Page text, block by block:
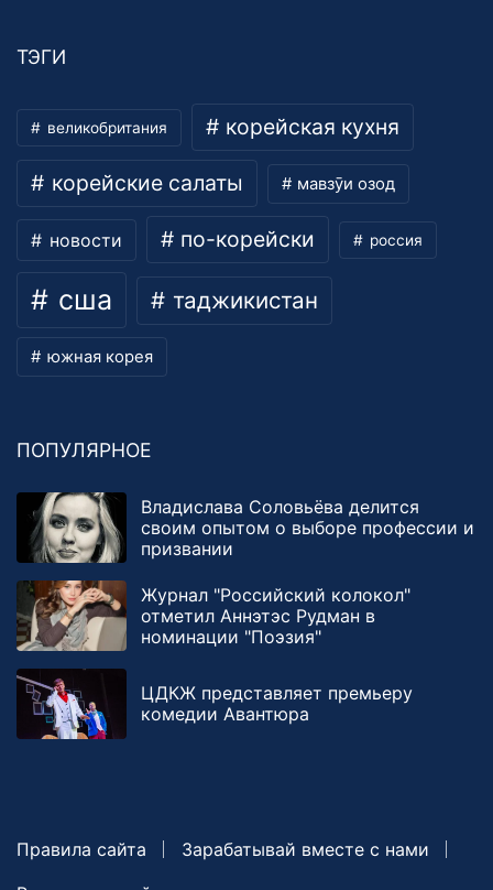
ТЭГИ
великобритания корейская кухня
корейские салаты мавзӯи озод
новости по-корейски россия
сша таджикистан
южная корея
ПОПУЛЯРНОЕ
Владислава Соловьёва делится
своим опытом о выборе профессии и
призвании
Журнал "Российский колокол"
отметил Аннэтэс Рудман в
номинации "Поэзия"
ЦДКЖ представляет премьеру
комедии Авантюра
Правила сайта
Зарабатывай вместе с нами